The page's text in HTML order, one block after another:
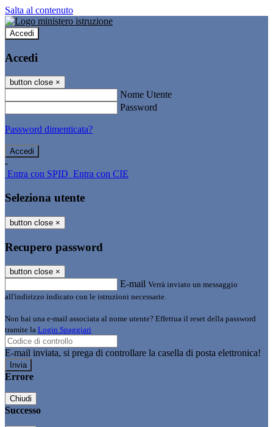
Salta al contenuto
Accedi
Accedi
button close ×
Nome Utente
Password
Password dimenticata?
-
Entra con SPID Entra con CIE
Seleziona utente
button close ×
Recupero password
button close ×
E-mail Verrà inviato un messaggio
all'indirizzo indicato con le istruzioni necessarie.
Non hai una e-mail associata al nome utente? Effettua il reset della password
tramite la Login Spaggiari
E-mail inviata, si prega di controllare la casella di posta elettronica!
Errore
Chiudi
Successo